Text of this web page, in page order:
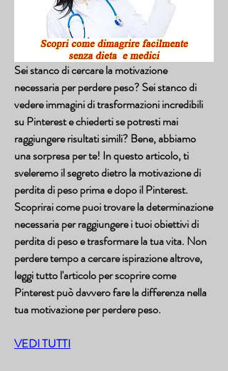
Sei stanco di cercare la motivazione
necessaria per perdere peso? Sei stanco di
vedere immagini di trasformazioni incredibili
su Pinterest e chiederti se potresti mai
raggiungere risultati simili? Bene, abbiamo
una sorpresa per te! In questo articolo, ti
sveleremo il segreto dietro la motivazione di
perdita di peso prima e dopo il Pinterest.
Scoprirai come puoi trovare la determinazione
necessaria per raggiungere i tuoi obiettivi di
perdita di peso e trasformare la tua vita. Non
perdere tempo a cercare ispirazione altrove,
leggi tutto l'articolo per scoprire come
Pinterest può davvero fare la differenza nella
tua motivazione per perdere peso.
VEDI TUTTI